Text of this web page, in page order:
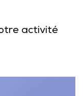
activité